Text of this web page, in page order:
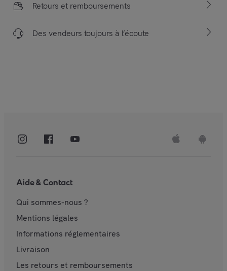
Retours et remboursements
Des vendeurs toujours à l’écoute
Aide & Contact
Qui sommes-nous ?
Mentions légales
Informations réglementaires
Livraison
Les retours et remboursements